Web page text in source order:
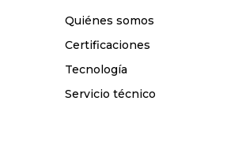
Quiénes somos
Certificaciones
Tecnología
Servicio técnico